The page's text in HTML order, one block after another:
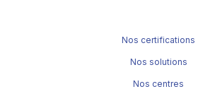
Nos certifications
Nos solutions
Nos centres